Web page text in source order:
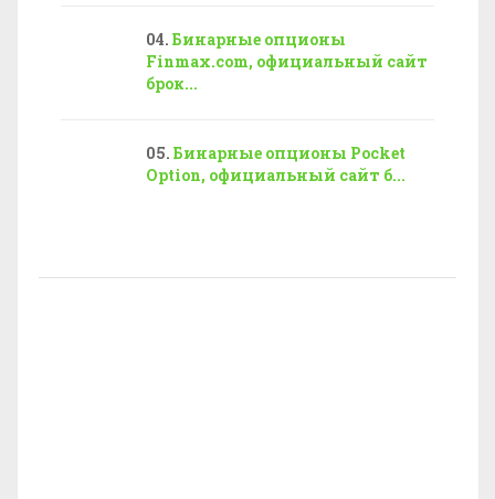
Бинарные опционы
Finmax.com, официальный сайт
брок...
Бинарные опционы Pocket
Option, официальный сайт б...